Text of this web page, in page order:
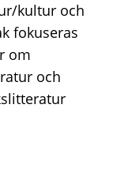
kultur och
fokuseras
om
och